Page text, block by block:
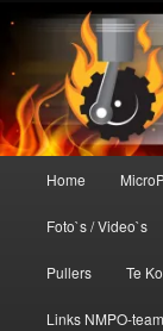
primaire
inhoud
De meest
Home
Foto`s / Video`s
Pullers Te
Links NMPO-